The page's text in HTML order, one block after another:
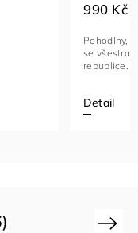
990 Kč
Detail
Pohodlny,
se
republice.
Next